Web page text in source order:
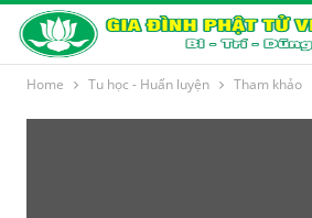
Home Tu học - Huấn luyện Tham khảo